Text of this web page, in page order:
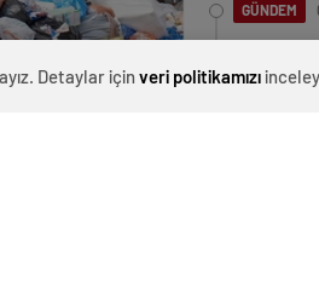
GÜNDEM
İstanbul
Detaylar için veri politikamızı